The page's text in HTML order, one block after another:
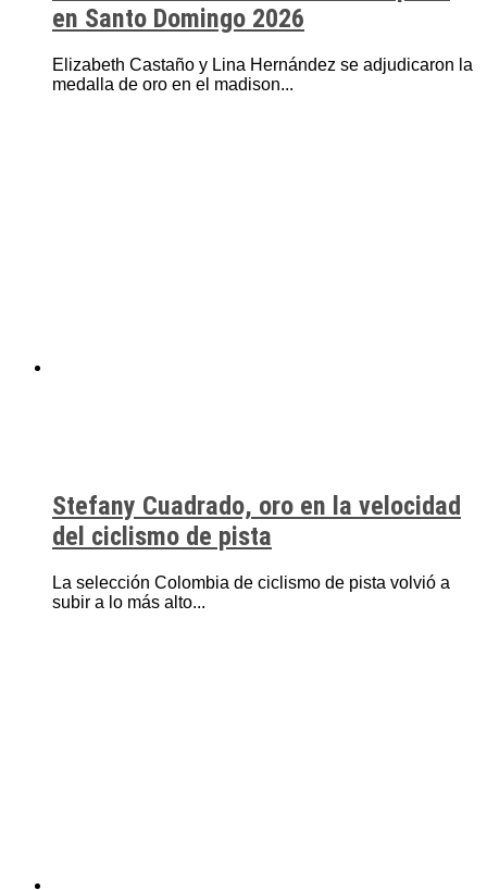
en Santo Domingo 2026
Elizabeth Castaño y Lina Hernández se adjudicaron la
medalla de oro en el madison...
Stefany Cuadrado, oro en la velocidad
del ciclismo de pista
La selección Colombia de ciclismo de pista volvió a
subir a lo más alto...